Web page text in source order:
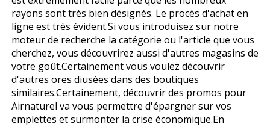
rayons sont très bien désignés. Le procès d'achat en
ligne est très évident.Si vous introduisez sur notre
moteur de recherche la catégorie ou l'article que vous
cherchez, vous découvrirez aussi d'autres magasins de
votre goût.Certainement vous voulez découvrir
d'autres offres diffusées dans des boutiques
similaires.Certainement, découvrir des promos pour
Airnaturel va vous permettre d'épargner sur vos
emplettes et surmonter la crise économique.En